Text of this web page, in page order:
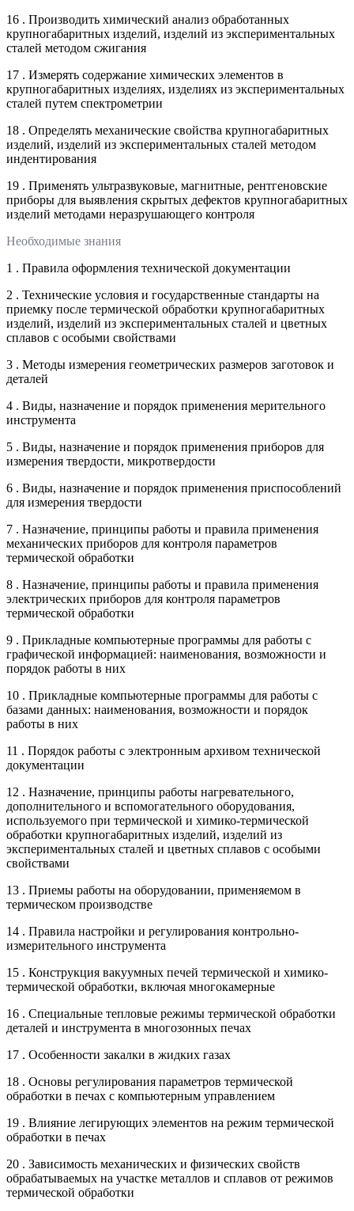
16 . Производить химический анализ обработанных
крупногабаритных изделий, изделий из экспериментальных
сталей методом сжигания
17 . Измерять содержание химических элементов в
крупногабаритных изделиях, изделиях из экспериментальных
сталей путем спектрометрии
18 . Определять механические свойства крупногабаритных
изделий, изделий из экспериментальных сталей методом
индентирования
19 . Применять ультразвуковые, магнитные, рентгеновские
приборы для выявления скрытых дефектов крупногабаритных
изделий методами неразрушающего контроля
Необходимые знания
1 . Правила оформления технической документации
2 . Технические условия и государственные стандарты на
приемку после термической обработки крупногабаритных
изделий, изделий из экспериментальных сталей и цветных
сплавов с особыми свойствами
3 . Методы измерения геометрических размеров заготовок и
деталей
4 . Виды, назначение и порядок применения мерительного
инструмента
5 . Виды, назначение и порядок применения приборов для
измерения твердости, микротвердости
6 . Виды, назначение и порядок применения приспособлений
для измерения твердости
7 . Назначение, принципы работы и правила применения
механических приборов для контроля параметров
термической обработки
8 . Назначение, принципы работы и правила применения
электрических приборов для контроля параметров
термической обработки
9 . Прикладные компьютерные программы для работы с
графической информацией: наименования, возможности и
порядок работы в них
10 . Прикладные компьютерные программы для работы с
базами данных: наименования, возможности и порядок
работы в них
11 . Порядок работы с электронным архивом технической
документации
12 . Назначение, принципы работы нагревательного,
дополнительного и вспомогательного оборудования,
используемого при термической и химико-термической
обработки крупногабаритных изделий, изделий из
экспериментальных сталей и цветных сплавов с особыми
свойствами
13 . Приемы работы на оборудовании, применяемом в
термическом производстве
14 . Правила настройки и регулирования контрольно-
измерительного инструмента
15 . Конструкция вакуумных печей термической и химико-
термической обработки, включая многокамерные
16 . Специальные тепловые режимы термической обработки
деталей и инструмента в многозонных печах
17 . Особенности закалки в жидких газах
18 . Основы регулирования параметров термической
обработки в печах с компьютерным управлением
19 . Влияние легирующих элементов на режим термической
обработки в печах
20 . Зависимость механических и физических свойств
обрабатываемых на участке металлов и сплавов от режимов
термической обработки